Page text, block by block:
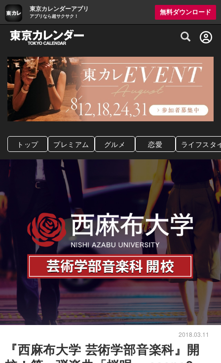
東京カレンダーアプリ
アプリなら超サクサク！
無料ダウンロード
グルメ情報・プレミアムレストラン予約
トップ プレミアム グルメ 恋愛 ライフスタ
2018.03.11
『西麻布大学 芸術学部音楽科』開